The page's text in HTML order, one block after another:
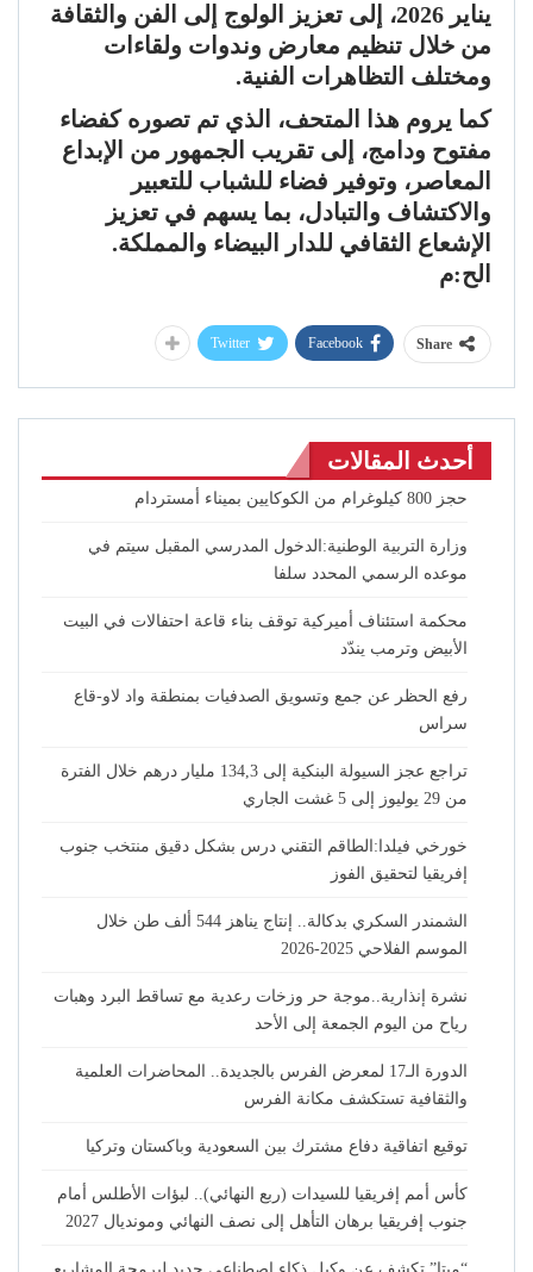
يناير 2026، إلى تعزيز الولوج إلى الفن والثقافة
من خلال تنظيم معارض وندوات ولقاءات
ومختلف التظاهرات الفنية.
كما يروم هذا المتحف، الذي تم تصوره كفضاء
مفتوح ودامج، إلى تقريب الجمهور من الإبداع
المعاصر، وتوفير فضاء للشباب للتعبير
والاكتشاف والتبادل، بما يسهم في تعزيز
الإشعاع الثقافي للدار البيضاء والمملكة.
الح:م
Share
Facebook
Twitter
أحدث المقالات
حجز 800 كيلوغرام من الكوكايين بميناء أمستردام
وزارة التربية الوطنية:الدخول المدرسي المقبل سیتم في
موعده الرسمي المحدد سلفا
محكمة استئناف أميركية توقف بناء قاعة احتفالات في البيت
الأبيض وترمب يندّد
رفع الحظر عن جمع وتسويق الصدفيات بمنطقة واد لاو-قاع
سراس
تراجع عجز السيولة البنكية إلى 134,3 مليار درهم خلال الفترة
من 29 يوليوز إلى 5 غشت الجاري
خورخي فيلدا:الطاقم التقني درس بشكل دقيق منتخب جنوب
إفريقيا لتحقيق الفوز
الشمندر السكري بدكالة.. إنتاج يناهز 544 ألف طن خلال
الموسم الفلاحي 2025-2026
نشرة إنذارية..موجة حر وزخات رعدية مع تساقط البرد وهبات
رياح من اليوم الجمعة إلى الأحد
الدورة الـ17 لمعرض الفرس بالجديدة.. المحاضرات العلمية
والثقافية تستكشف مكانة الفرس
توقيع اتفاقية دفاع مشترك بين السعودية وباكستان وتركيا
كأس أمم إفريقيا للسيدات (ربع النهائي).. لبؤات الأطلس أمام
جنوب إفريقيا برهان التأهل إلى نصف النهائي ومونديال 2027